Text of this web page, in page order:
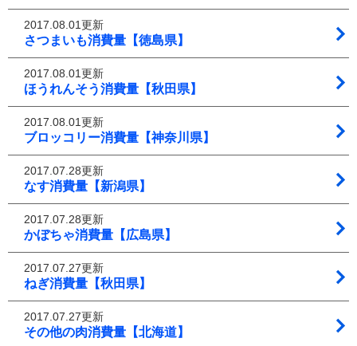
2017.08.01更新
さつまいも消費量【徳島県】
2017.08.01更新
ほうれんそう消費量【秋田県】
2017.08.01更新
ブロッコリー消費量【神奈川県】
2017.07.28更新
なす消費量【新潟県】
2017.07.28更新
かぼちゃ消費量【広島県】
2017.07.27更新
ねぎ消費量【秋田県】
2017.07.27更新
その他の肉消費量【北海道】